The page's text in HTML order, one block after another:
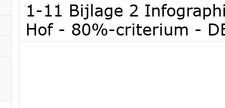
1-11 Bijlage 2
Hof - 80%-criterium -